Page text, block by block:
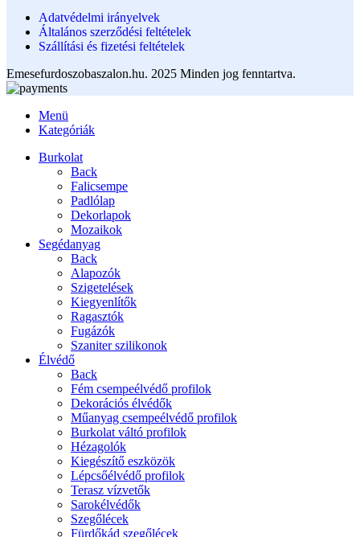
Adatvédelmi irányelvek
Általános szerződési feltételek
Szállítási és fizetési feltételek
Emesefurdoszobaszalon.hu. 2025 Minden jog fenntartva.
Menü
Kategóriák
Burkolat
Back
Falicsempe
Padlólap
Dekorlapok
Mozaikok
Segédanyag
Back
Alapozók
Szigetelések
Kiegyenlítők
Ragasztók
Fugázók
Szaniter szilikonok
Élvédő
Back
Fém csempeélvédő profilok
Dekorációs élvédők
Műanyag csempeélvédő profilok
Burkolat váltó profilok
Hézagolók
Kiegészítő eszközök
Lépcsőélvédő profilok
Terasz vízvetők
Sarokélvédők
Szegőlécek
Fürdőkád szegőlécek